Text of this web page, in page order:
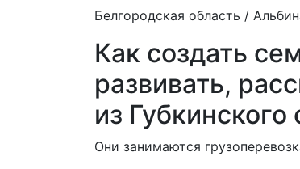
Белгородская область /
Как создать
развивать,
из Губкинского
Они занимаются